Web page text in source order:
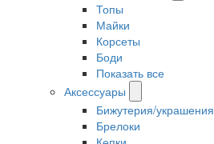
Топы
Майки
Корсеты
Боди
Показать все
Аксессуары
Бижутерия/украшения
Брелоки